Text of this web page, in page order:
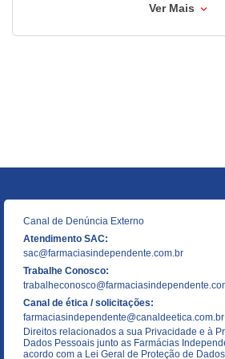
Ver Mais
Canal de Denúncia Externo
Atendimento SAC:
sac@farmaciasindependente.com.br
Trabalhe Conosco:
Canal de ética / solicitações:
farmaciasindependente@canaldeetica.com.br
Direitos relacionados a sua Privacidade e à
Dados Pessoais junto as Farmácias
acordo com a Lei Geral de Proteção de